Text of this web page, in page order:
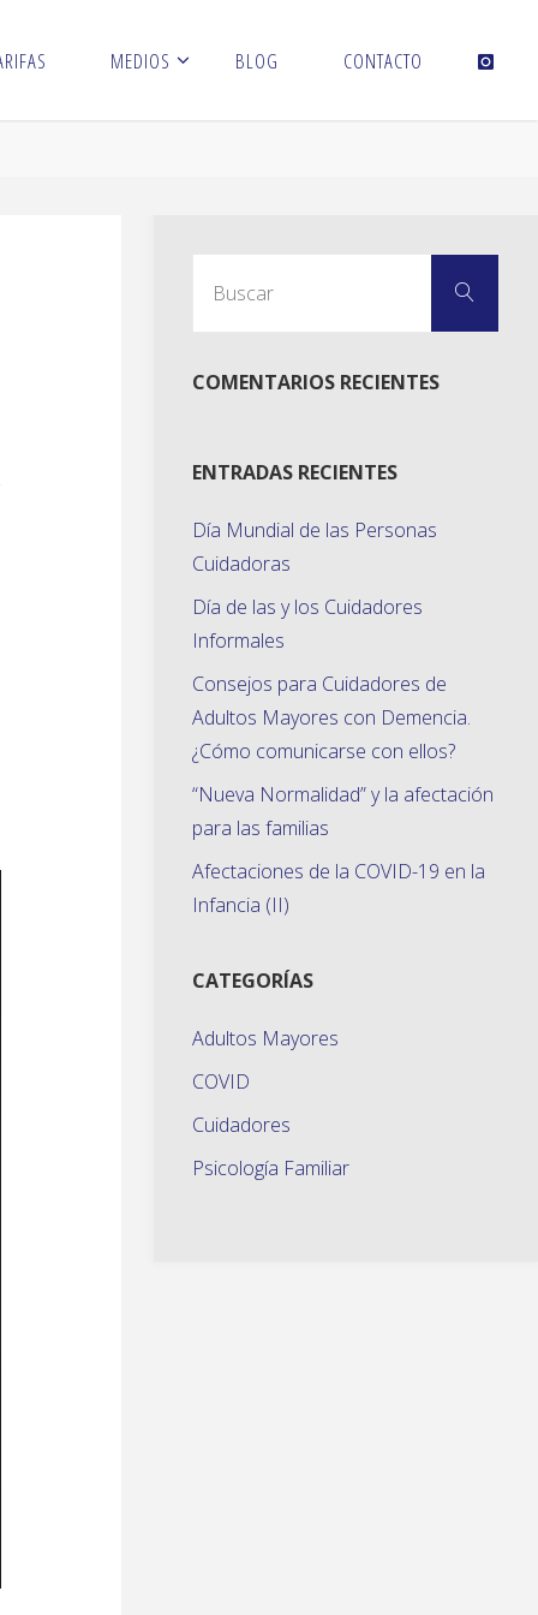
MEDIOS BLOG CONTACTO
Buscar
COMENTARIOS RECIENTES
ENTRADAS RECIENTES
Día Mundial de las Personas
Cuidadoras
Día de las y los Cuidadores
Informales
Consejos para Cuidadores de
Adultos Mayores con Demencia.
¿Cómo comunicarse con ellos?
“Nueva Normalidad” y la afectación
para las familias
Afectaciones de la COVID-19 en la
Infancia (II)
CATEGORÍAS
Adultos Mayores
COVID
Cuidadores
Psicología Familiar